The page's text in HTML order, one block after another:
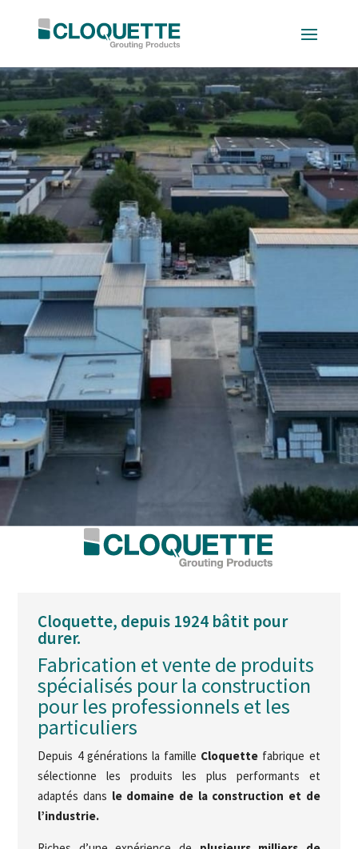
Cloquette, depuis 1924 bâtit pour
durer.
Fabrication et vente de produits
spécialisés pour la construction
pour les professionnels et les
particuliers
Depuis 4 générations la famille Cloquette fabrique et
sélectionne les produits les plus performants et
adaptés dans le domaine de la construction et de
l’industrie.